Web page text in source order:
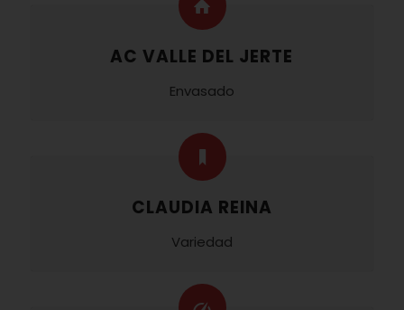
AC VALLE DEL JERTE
Envasado
CLAUDIA REINA
Variedad